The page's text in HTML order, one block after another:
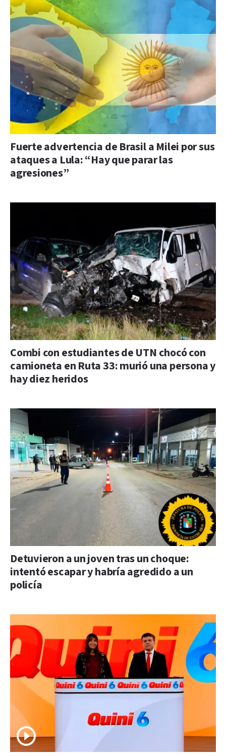
Fuerte advertencia de Brasil a Milei por sus
ataques a Lula: “Hay que parar las
agresiones”
Combi con estudiantes de UTN chocó con
camioneta en Ruta 33: murió una persona y
hay diez heridos
Detuvieron a un joven tras un choque:
intentó escapar y habría agredido a un
policía